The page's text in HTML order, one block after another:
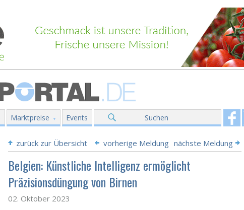
Marktpreise Events Suchen
zurück zur Übersicht vorherige Meldung nächste Meldung
Belgien: Künstliche Intelligenz ermöglicht
Präzisionsdüngung von Birnen
02. Oktober 2023